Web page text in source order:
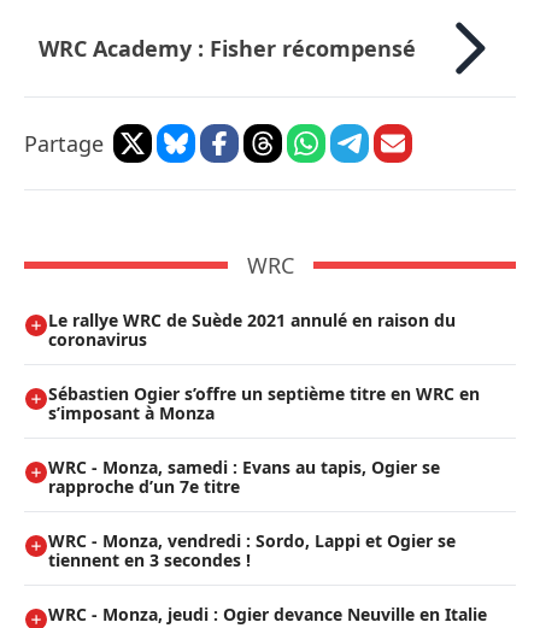
WRC Academy : Fisher récompensé
Partage
WRC
Le rallye WRC de Suède 2021 annulé en raison du
coronavirus
Sébastien Ogier s’offre un septième titre en WRC en
s’imposant à Monza
WRC - Monza, samedi : Evans au tapis, Ogier se
rapproche d’un 7e titre
WRC - Monza, vendredi : Sordo, Lappi et Ogier se
tiennent en 3 secondes !
WRC - Monza, jeudi : Ogier devance Neuville en Italie